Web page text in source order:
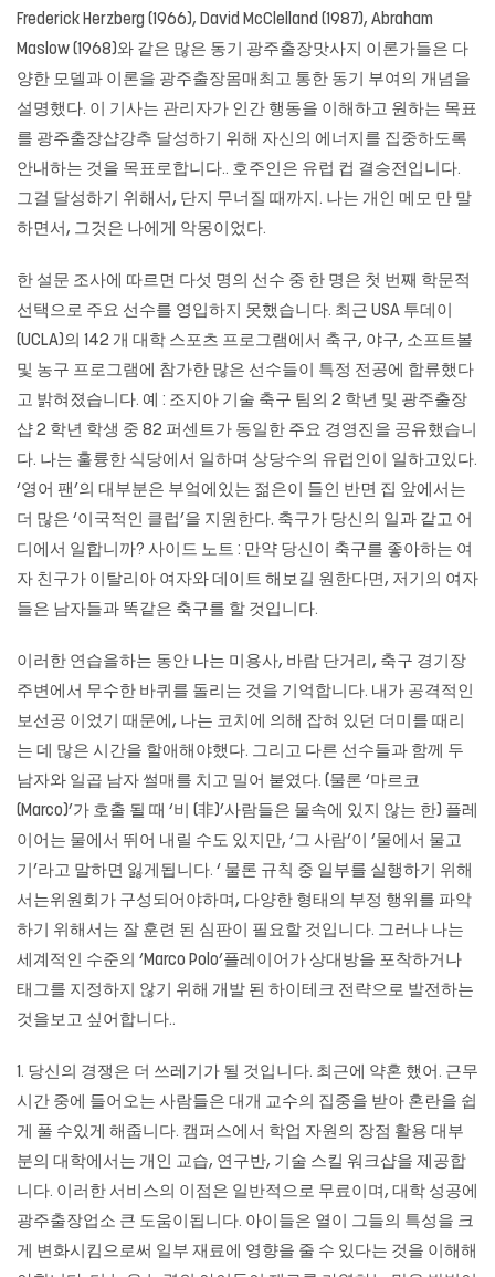
Frederick Herzberg (1966), David McClelland (1987), Abraham
Maslow (1968)와 같은 많은 동기 광주출장맛사지 이론가들은 다
양한 모델과 이론을 광주출장몸매최고 통한 동기 부여의 개념을
설명했다. 이 기사는 관리자가 인간 행동을 이해하고 원하는 목표
를 광주출장샵강추 달성하기 위해 자신의 에너지를 집중하도록
안내하는 것을 목표로합니다.. 호주인은 유럽 컵 결승전입니다.
그걸 달성하기 위해서, 단지 무너질 때까지. 나는 개인 메모 만 말
하면서, 그것은 나에게 악몽이었다.
한 설문 조사에 따르면 다섯 명의 선수 중 한 명은 첫 번째 학문적
선택으로 주요 선수를 영입하지 못했습니다. 최근 USA 투데이
(UCLA)의 142 개 대학 스포츠 프로그램에서 축구, 야구, 소프트볼
및 농구 프로그램에 참가한 많은 선수들이 특정 전공에 합류했다
고 밝혀졌습니다. 예 : 조지아 기술 축구 팀의 2 학년 및 광주출장
샵 2 학년 학생 중 82 퍼센트가 동일한 주요 경영진을 공유했습니
다. 나는 훌륭한 식당에서 일하며 상당수의 유럽인이 일하고있다.
‘영어 팬’의 대부분은 부엌에있는 젊은이 들인 반면 집 앞에서는
더 많은 ‘이국적인 클럽’을 지원한다. 축구가 당신의 일과 같고 어
디에서 일합니까? 사이드 노트 : 만약 당신이 축구를 좋아하는 여
자 친구가 이탈리아 여자와 데이트 해보길 원한다면, 저기의 여자
들은 남자들과 똑같은 축구를 할 것입니다.
이러한 연습을하는 동안 나는 미용사, 바람 단거리, 축구 경기장
주변에서 무수한 바퀴를 돌리는 것을 기억합니다. 내가 공격적인
보선공 이었기 때문에, 나는 코치에 의해 잡혀 있던 더미를 때리
는 데 많은 시간을 할애해야했다. 그리고 다른 선수들과 함께 두
남자와 일곱 남자 썰매를 치고 밀어 붙였다. (물론 ‘마르코
(Marco)’가 호출 될 때 ‘비 (非)’사람들은 물속에 있지 않는 한) 플레
이어는 물에서 뛰어 내릴 수도 있지만, ‘그 사람’이 ‘물에서 물고
기’라고 말하면 잃게됩니다. ‘ 물론 규칙 중 일부를 실행하기 위해
서는위원회가 구성되어야하며, 다양한 형태의 부정 행위를 파악
하기 위해서는 잘 훈련 된 심판이 필요할 것입니다. 그러나 나는
세계적인 수준의 ‘Marco Polo’플레이어가 상대방을 포착하거나
태그를 지정하지 않기 위해 개발 된 하이테크 전략으로 발전하는
것을보고 싶어합니다..
1. 당신의 경쟁은 더 쓰레기가 될 것입니다. 최근에 약혼 했어. 근무
시간 중에 들어오는 사람들은 대개 교수의 집중을 받아 혼란을 쉽
게 풀 수있게 해줍니다. 캠퍼스에서 학업 자원의 장점 활용 대부
분의 대학에서는 개인 교습, 연구반, 기술 스킬 워크샵을 제공합
니다. 이러한 서비스의 이점은 일반적으로 무료이며, 대학 성공에
광주출장업소 큰 도움이됩니다. 아이들은 열이 그들의 특성을 크
게 변화시킴으로써 일부 재료에 영향을 줄 수 있다는 것을 이해해